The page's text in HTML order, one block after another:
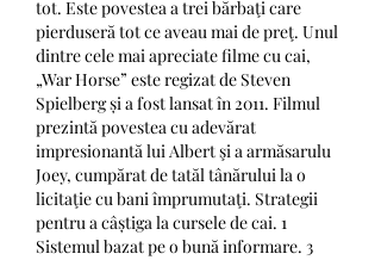
tot. Este povestea a trei bărbaţi care
pierduseră tot ce aveau mai de preţ. Unul
dintre cele mai apreciate filme cu cai,
„War Horse” este regizat de Steven
Spielberg și a fost lansat în 2011. Filmul
prezintă povestea cu adevărat
impresionantă lui Albert şi a armăsarulu
Joey, cumpărat de tatăl tânărului la o
licitaţie cu bani împrumutaţi. Strategii
pentru a câștiga la cursele de cai. 1
Sistemul bazat pe o bună informare. 3